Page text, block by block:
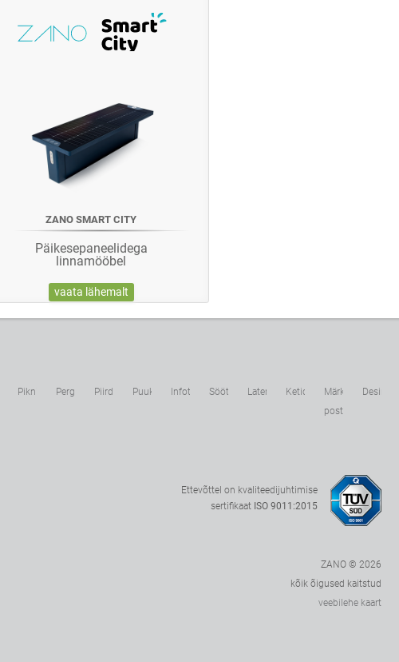
ZANO SMART CITY
Päikesepaneelidega
linnamööbel
vaata lähemalt
PiknikulauadPergoolidPiirdeaiadPuukaitsjadInfotahvlidSöötjad Laternad Ketid
Märkide
postid
Ettevõttel on kvaliteedijuhtimise
sertifikaat ISO 9011:2015
ZANO © 2026
kõik õigused kaitstud
veebilehe kaart